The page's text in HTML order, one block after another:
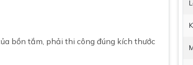
bồn tắm, phải thi công đúng kích thước